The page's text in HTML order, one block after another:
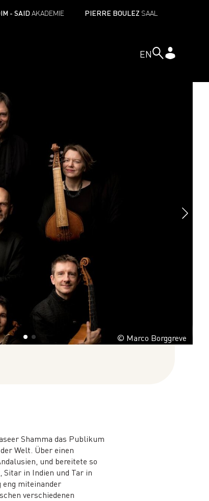
- SAIDAKADEMIE PIERRE BOULEZ SAAL
EN
© Marco Borggreve
Shamma das Publikum
Welt. Über einen
und bereitete so
Sitar in Indien und Tar in
eng miteinander
verschiedenen